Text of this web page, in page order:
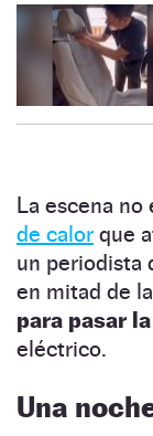
La escena no
de calor que
un periodista
en mitad de
para pasar
eléctrico.
Una